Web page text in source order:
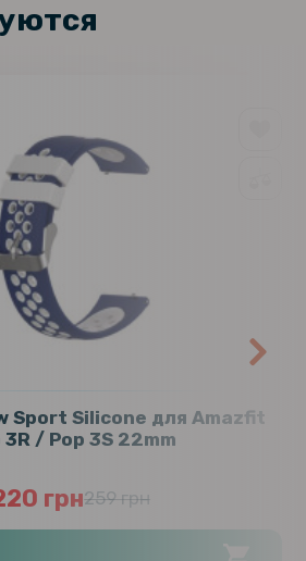
Sport Silicone для Amazfit
3R / Pop 3S 22mm
грн259 грн